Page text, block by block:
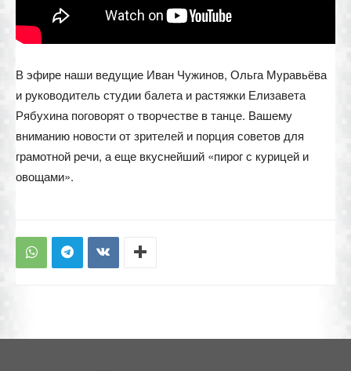
В эфире наши ведущие Иван Чужинов, Ольга Муравьёва
и руководитель студии балета и растяжки Елизавета
Рябухина поговорят о творчестве в танце. Вашему
вниманию новости от зрителей и порция советов для
грамотной речи, а еще вкуснейший «пирог с курицей и
овощами».